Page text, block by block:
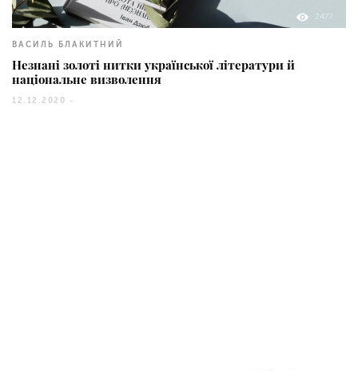
2477
ВАСИЛЬ БЛАКИТНИЙ
Незнані золоті нитки української літератури й
національне визволення
12.12.2020 -